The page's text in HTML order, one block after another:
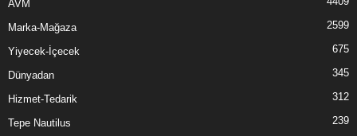
AVM
Marka-Mağaza 2599
Yiyecek-İçecek 675
Dünyadan 345
Hizmet-Tedarik 312
Tepe Nautilus 239